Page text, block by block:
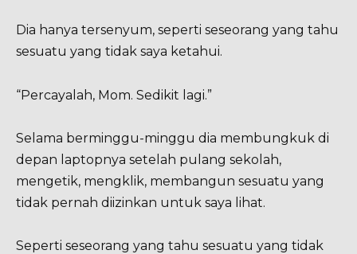
Dia hanya tersenyum, seperti seseorang yang tahu
sesuatu yang tidak saya ketahui.
“Percayalah, Mom. Sedikit lagi.”
Selama berminggu-minggu dia membungkuk di
depan laptopnya setelah pulang sekolah,
mengetik, mengklik, membangun sesuatu yang
tidak pernah diizinkan untuk saya lihat.
Seperti seseorang yang tahu sesuatu yang tidak